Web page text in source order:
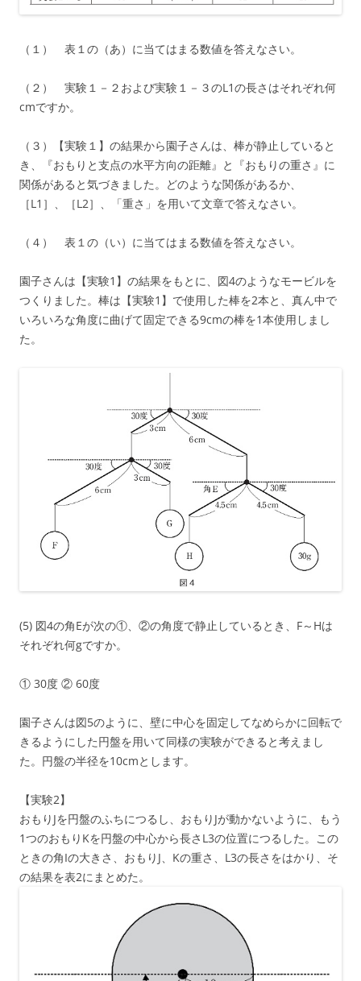
（１） 表１の（あ）に当てはまる数値を答えなさい。
（２） 実験１－２および実験１－３のL1の長さはそれぞれ何
cmですか。
（３）【実験１】の結果から園子さんは、棒が静止していると
き、『おもりと支点の水平方向の距離』と『おもりの重さ』に
関係があると気づきました。どのような関係があるか、
［L1］、［L2］、「重さ」を用いて文章で答えなさい。
（４） 表１の（い）に当てはまる数値を答えなさい。
園子さんは【実験1】の結果をもとに、図4のようなモービルを
つくりました。棒は【実験1】で使用した棒を2本と、真ん中で
いろいろな角度に曲げて固定できる9cmの棒を1本使用しまし
た。
(5) 図4の角Eが次の①、②の角度で静止しているとき、F～Hは
それぞれ何gですか。
① 30度 ② 60度
園子さんは図5のように、壁に中心を固定してなめらかに回転で
きるようにした円盤を用いて同様の実験ができると考えまし
た。円盤の半径を10cmとします。
【実験2】
おもりJを円盤のふちにつるし、おもりJが動かないように、もう
1つのおもりKを円盤の中心から長さL3の位置につるした。この
ときの角Iの大きさ、おもりJ、Kの重さ、L3の長さをはかり、そ
の結果を表2にまとめた。